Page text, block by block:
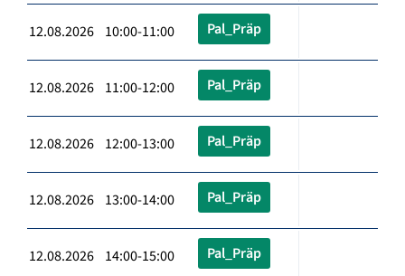
12.08.2026 10:00-11:00 Pal_Präp
12.08.2026 11:00-12:00 Pal_Präp
12.08.2026 12:00-13:00 Pal_Präp
12.08.2026 13:00-14:00 Pal_Präp
12.08.2026 14:00-15:00 Pal_Präp